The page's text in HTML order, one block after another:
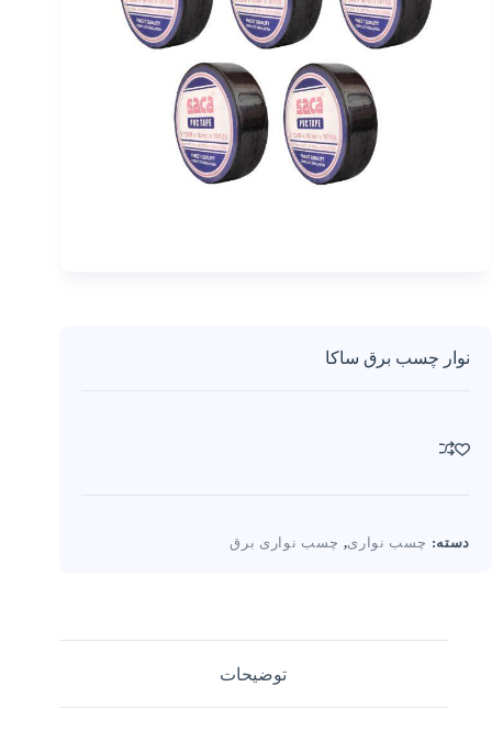
اورتان
رنگ و
اسپری
پولیش
نوار چسب برق ساکا
دسته: چسب نواری, چسب نواری برق
توضیحات